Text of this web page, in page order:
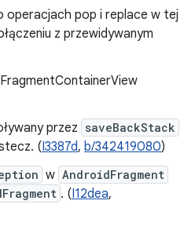
operacjach pop i replace w tej
z przewidywanym
FragmentContainerView
przez saveBackStack
(I3387d, b/342419080)
w AndroidFragment
. (I12dea,